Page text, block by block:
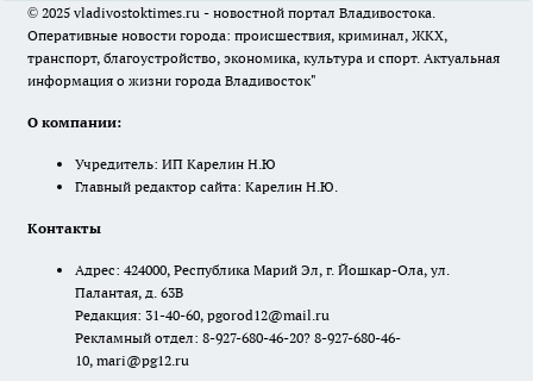
© 2025 vladivostoktimes.ru - новостной портал Владивостока.
Оперативные новости города: происшествия, криминал, ЖКХ,
транспорт, благоустройство, экономика, культура и спорт. Актуальная
информация о жизни города Владивосток"
О компании:
Учредитель: ИП Карелин Н.Ю
Главный редактор сайта: Карелин Н.Ю.
Контакты
Адрес: 424000, Республика Марий Эл, г. Йошкар-Ола, ул.
Палантая, д. 63В
Редакция: 31-40-60, pgorod12@mail.ru
Рекламный отдел: 8-927-680-46-20? 8-927-680-46-
10, mari@pg12.ru